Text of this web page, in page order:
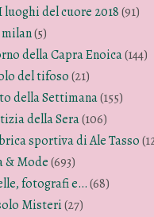
luoghi del cuore 2018(91)
(5)
della Capra Enoica(144)
del tifoso(21)
della Settimana(155)
della Sera(106)
sportiva di Ale Tasso
& Mode(693)
fotografi e…(68)
Misteri(27)